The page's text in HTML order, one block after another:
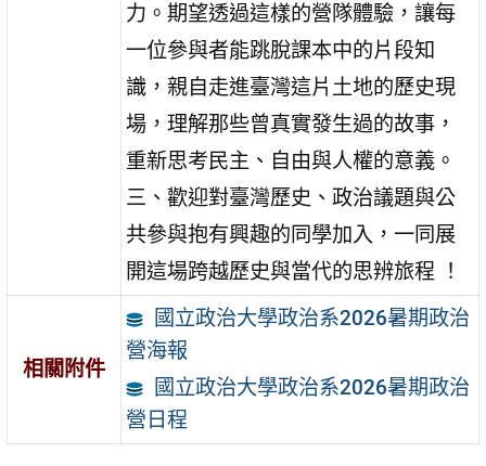
力。期望透過這樣的營隊體驗，讓每
一位參與者能跳脫課本中的片段知
識，親自走進臺灣這片土地的歷史現
場，理解那些曾真實發生過的故事，
重新思考民主、自由與人權的意義。
三、歡迎對臺灣歷史、政治議題與公
共參與抱有興趣的同學加入，一同展
開這場跨越歷史與當代的思辨旅程 ！
相關附件
國立政治大學政治系2026暑期政治
營海報
國立政治大學政治系2026暑期政治
營日程